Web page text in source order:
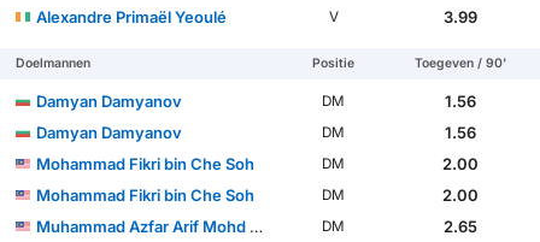
Alexandre Primaël Yeoulé
V 3.99
Doelmannen Positie Toegeven / 90'
Damyan Damyanov DM
1.56
Damyan Damyanov
DM
1.56
Mohammad Fikri bin Che Soh
DM
2.00
Mohammad Fikri bin Che Soh
DM
2.00
Muhammad Azfar Arif Mohd Sukri
DM
2.65